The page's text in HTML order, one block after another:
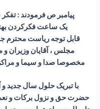
پیامبر ص فرمودند :
یک ساعت فکرکردن
قابل توجه ریاست محترم
مجلس ، آقایان وزیران و
مخصوصا صدا و سیما و
با تبریک حلول سال جدید و
حضرت حق و نزول برکات و